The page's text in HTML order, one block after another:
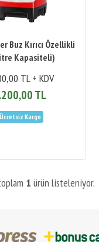
Buz Kırıcı Özellikli
Kapasiteli)
TL + KDV
TL
1 ürün listeleniyor.